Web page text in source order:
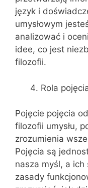
język i
umysłowym
analizować i
idee, co jest
filozofii.
Rola
Pojęcie pojęcia
filozofii umysłu,
zrozumienia
Pojęcia są
nasza myśl, a ich
zasady